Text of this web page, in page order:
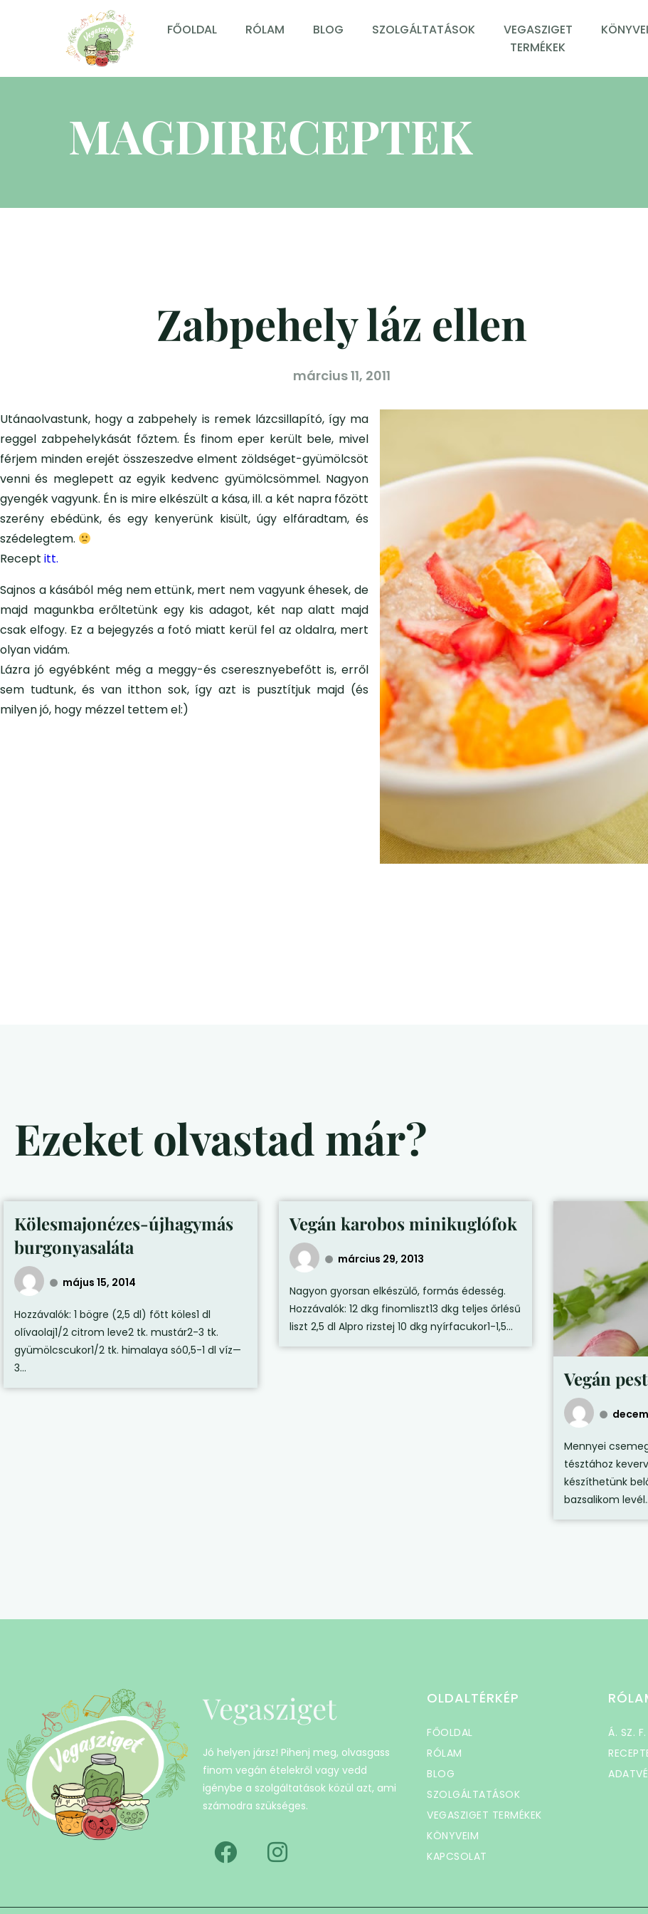
FŐOLDAL RÓLAM BLOG SZOLGÁLTATÁSOK
VEGASZIGET
TERMÉKEK
MAGDIRECEPTEK
Zabpehely láz ellen
március 11, 2011
Utánaolvastunk, hogy a zabpehely is remek lázcsillapító, így ma
reggel zabpehelykását főztem. És finom eper került bele, mivel
férjem minden erejét összeszedve elment zöldséget-gyümölcsöt
venni és meglepett az egyik kedvenc gyümölcsömmel. Nagyon
gyengék vagyunk. Én is mire elkészült a kása, ill. a két napra főzött
szerény ebédünk, és egy kenyerünk kisült, úgy elfáradtam, és
szédelegtem.
Recept itt.
Sajnos a kásából még nem ettünk, mert nem vagyunk éhesek, de
majd magunkba erőltetünk egy kis adagot, két nap alatt majd
csak elfogy. Ez a bejegyzés a fotó miatt kerül fel az oldalra, mert
olyan vidám.
Lázra jó egyébként még a meggy-és cseresznyebefőtt is, erről
sem tudtunk, és van itthon sok, így azt is pusztítjuk majd (és
milyen jó, hogy mézzel tettem el:)
Ezeket olvastad már?
Kölesmajonézes-újhagymás
burgonyasaláta
május 15, 2014
Hozzávalók: 1 bögre (2,5 dl) főtt köles1 dl
olívaolaj1/2 citrom leve2 tk. mustár2-3 tk.
gyümölcscukor1/2 tk. himalaya só0,5-1 dl víz—
3...
Vegán karobos minikuglófok
március 29, 2013
Nagyon gyorsan elkészülő, formás édesség.
Hozzávalók: 12 dkg finomliszt13 dkg teljes őrlésű
liszt 2,5 dl Alpro rizstej 10 dkg nyírfacukor1-1,5...
Vegán
Mennyei
tésztához
készíthetünk
bazsalikom
Vegasziget
Jó helyen jársz! Pihenj meg, olvasgass
finom vegán ételekről vagy vedd
igénybe a szolgáltatások közül azt, ami
számodra szükséges.
OLDALTÉRKÉP
FŐOLDAL
RÓLAM
BLOG
SZOLGÁLTATÁSOK
VEGASZIGET TERMÉKEK
KÖNYVEIM
KAPCSOLAT
Á. SZ. F.